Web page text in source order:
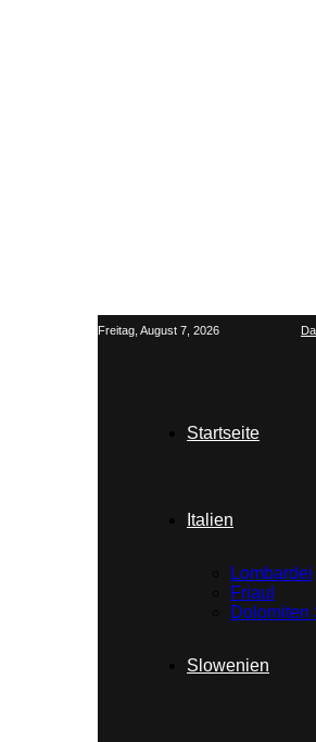
Freitag, August 7, 2026
Startseite
Italien
Lombardei
Friaul
Dolomiten
Slowenien